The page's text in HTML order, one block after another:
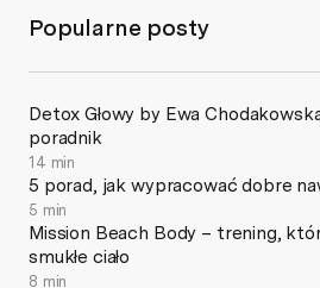
Popularne posty
Detox Głowy by Ewa
poradnik
14 min
5 porad, jak wypracować dobre
5 min
Mission Beach Body – trening,
smukłe ciało
8 min